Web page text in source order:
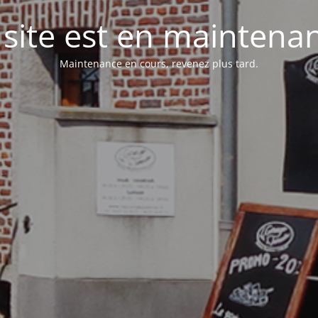
est en
Maintenance en cours, revenez plus tard.